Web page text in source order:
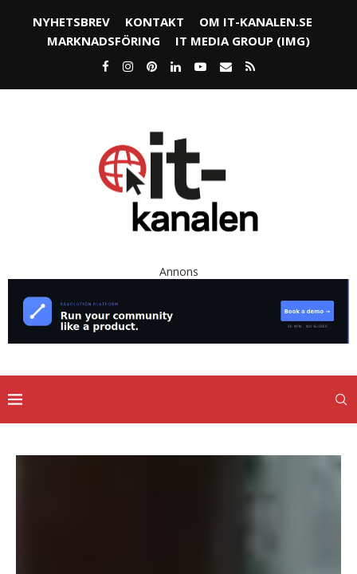
NYHETSBREV KONTAKT
OM IT-KANALEN.SE
MARKNADSFÖRING
IT MEDIA GROUP (IMG)
Annons